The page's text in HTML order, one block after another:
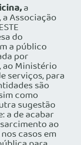
a
Associação
do
a público
por
ao Ministério
serviços, para
são
como
sugestão
a de acabar
ao
casos em